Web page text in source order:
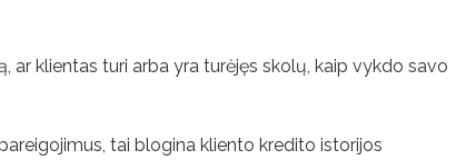
ar klientas turi arba yra turėjęs skolų, kaip vykdo savo
tai blogina kliento kredito istorijos